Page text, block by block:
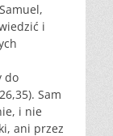
i
do
Sam
i nie
ani przez